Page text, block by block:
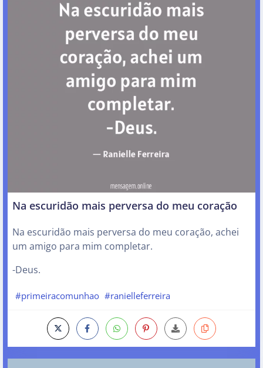
Na escuridão mais perversa do meu coração
Na escuridão mais perversa do meu coração, achei
um amigo para mim completar.
-Deus.
#primeiracomunhao #ranielleferreira